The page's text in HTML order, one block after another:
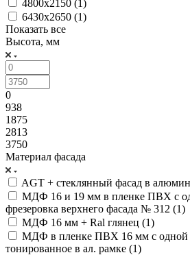
4800x2150 (1 )
6430х2650 (1)
Показать все
Высота, мм
0
938
1875
2813
3750
Материал фасада
AGT + стеклянный фасад в
МДФ 16 и 19 мм в пленке ПВХ с
фрезеровка верхнего фасада № 312 (1)
МДФ 16 мм + Ral глянец (1)
МДФ в пленке ПВХ 16 мм с одной
тонированное в ал. рамке (1)